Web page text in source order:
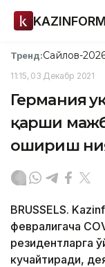
KAZINFORM
Тренд:Сайлов-
11:15, 03 Декабр 2021
Германия
қарши
ошириш
BRUSSELS.
февралигача
резидентларга
кучайтиради,